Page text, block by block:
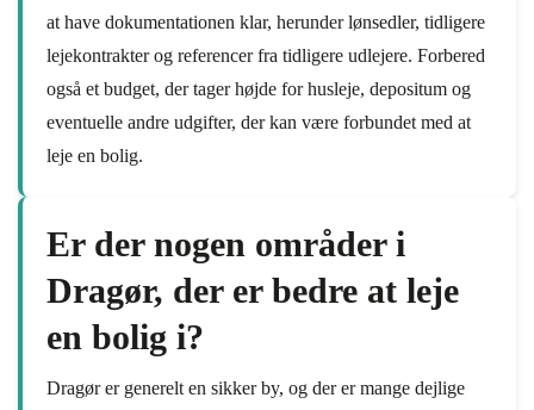
at have dokumentationen klar, herunder lønsedler, tidligere
lejekontrakter og referencer fra tidligere udlejere. Forbered
også et budget, der tager højde for husleje, depositum og
eventuelle andre udgifter, der kan være forbundet med at
leje en bolig.
Er der nogen områder i
Dragør, der er bedre at leje
en bolig i?
Dragør er generelt en sikker by, og der er mange dejlige